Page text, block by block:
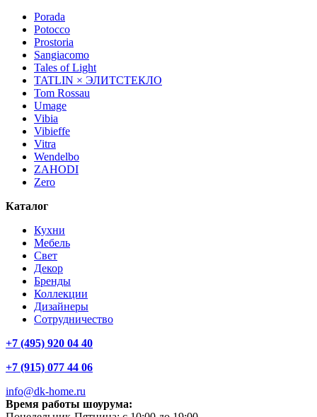
Porada
Potocco
Prostoria
Sangiacomo
Tales of Light
TATLIN × ЭЛИТСТЕКЛО
Tom Rossau
Umage
Vibia
Vibieffe
Vitra
Wendelbo
ZAHODI
Zero
Каталог
Кухни
Мебель
Свет
Декор
Бренды
Коллекции
Дизайнеры
Сотрудничество
+7 (495) 920 04 40
+7 (915) 077 44 06
info@dk-home.ru
Время работы шоурума: